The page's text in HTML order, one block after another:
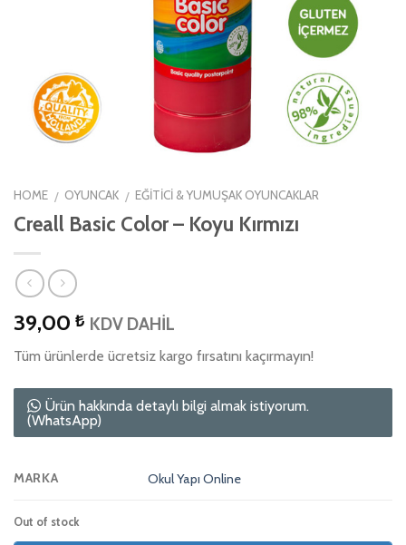
HOME / OYUNCAK / EĞITICI & YUMUŞAK OYUNCAKLAR
Creall Basic Color – Koyu Kırmızı
39,00 ₺ KDV DAHİL
Tüm ürünlerde ücretsiz kargo fırsatını kaçırmayın!
Ürün hakkında detaylı bilgi almak istiyorum.
(WhatsApp)
MARKA Okul Yapı Online
Out of stock